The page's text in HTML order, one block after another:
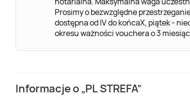
Prosimy o bezwzględne
dostępna od IV do końcaX, piątek -
okresu ważności vouchera o 3
Informacje o „PL STREFA”